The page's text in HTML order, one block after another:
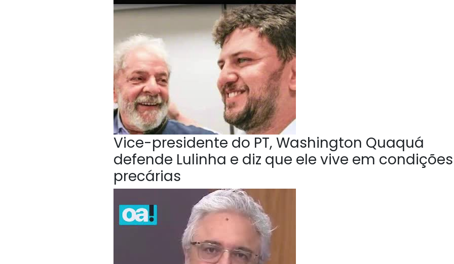
Vice-presidente do PT, Washington Quaquá
defende Lulinha e diz que ele vive em condições
precárias